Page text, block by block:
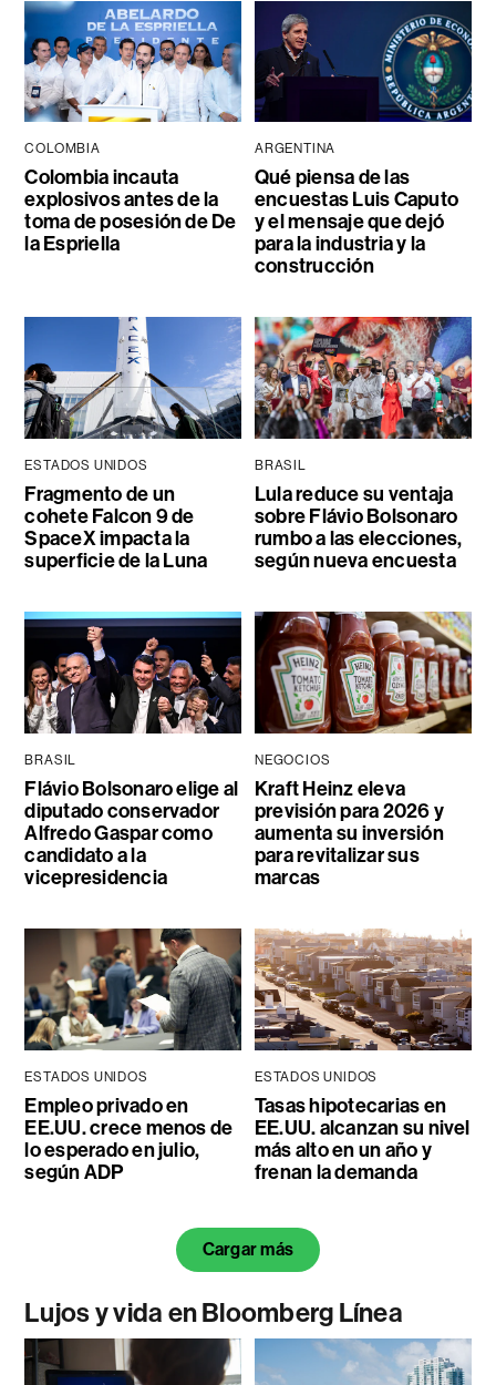
COLOMBIA
Colombia incauta
explosivos antes de la
toma de posesión de De
la Espriella
ARGENTINA
Qué piensa de las
encuestas Luis Caputo
y el mensaje que dejó
para la industria y la
construcción
ESTADOS UNIDOS
Fragmento de un
cohete Falcon 9 de
SpaceX impacta la
superficie de la Luna
BRASIL
Lula reduce su ventaja
sobre Flávio Bolsonaro
rumbo a las elecciones,
según nueva encuesta
BRASIL
Flávio Bolsonaro elige al
diputado conservador
Alfredo Gaspar como
candidato a la
vicepresidencia
NEGOCIOS
Kraft Heinz eleva
previsión para 2026 y
aumenta su inversión
para revitalizar sus
marcas
ESTADOS UNIDOS
Empleo privado en
EE.UU. crece menos de
lo esperado en julio,
según ADP
ESTADOS UNIDOS
Tasas hipotecarias en
EE.UU. alcanzan su nivel
más alto en un año y
frenan la demanda
Cargar más
Lujos y vida en Bloomberg Línea